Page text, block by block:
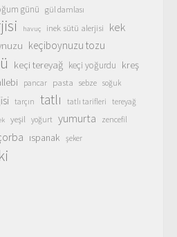
günü gül damlası
havuç inek sütü alerjisi kek
keçiboynuzu tozu
keçi tereyağ keçi yoğurdu kreş
pancar pasta sebze soğuk
tarçın tatlı tatlı tarifleri tereyağ
yeşil yoğurt yumurta zencefil
ıspanak şeker